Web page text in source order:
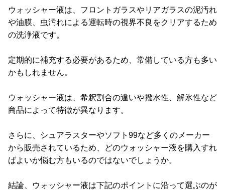
ウォッシャー液は、フロントガラスやリアガラスの泥汚れ
や油膜、虫汚れによる運転時の視界不良をクリアするため
の洗浄液です。
定期的に補充する必要があるため、常備している方も多い
かもしれません。
ウォッシャー液は、希釈割合の違いや撥水性、解氷性など
商品によって特徴が異なります。
さらに、シュアラスターやソフト99など多くのメーカー
から販売されているため、どのウォッシャー液を購入すれ
ばよいか悩む方もいるのではないでしょうか。
結論、ウォッシャー液は下記のポイントに沿って選ぶのが